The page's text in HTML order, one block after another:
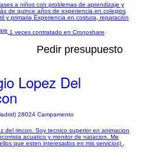
a niños con problemas de aprendizaje y
de quince años de experiencia en colegios
y primaria Experiencia en costura, reparación
1 veces contratado en Cronoshare
Pedir presupuesto
Lopez Del
28024 Campamento
del rincon. Soy tecnico superior en animacion
acuatico y monitor de natacion. Me
que esten interesados en mis servicios) ,